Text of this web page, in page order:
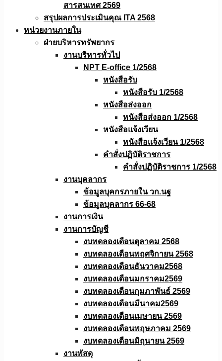
สารสนเทศ 2569
สรุปผลการประเมินคุณ ITA 2568
หน่วยงานภายใน
ฝ่ายบริหารทรัพยากร
งานบริหารทั่วไป
NPT E-office 1/2568
หนังสือรับ
หนังสือรับ 1/2568
หนังสือส่งออก
หนังสือส่งออก 1/2568
หนังสือแจ้งเวียน
หนังสือเเจ้งเวียน 1/2568
คำสั่งปฏิบัติราชการ
คำสั่งปฏิบัติราชการ 1/2568
งานบุคลากร
ข้อมูลบุคกรภายใน วก.นฐ
ข้อมูลบุคลากร 66-68
งานการเงิน
งานการบัญชี
งบทดลองเดือนตุลาคม 2568
งบทดลองเดือนพฤศจิกายน 2568
งบทดลองเดือนธันวาคม2568
งบทดลองเดือนมกราคม2569
งบทดลองเดือนกุมภาพันธ์ 2569
งบทดลองเดือนมีนาคม2569
งบทดลองเดือนเมษายน 2569
งบทดลองเดือนพฤษภาคม 2569
งบทดลองเดือนมิถุนายน 2569
งานพัสดุ